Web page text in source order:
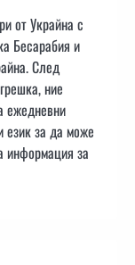
от Украйна с
Бесарабия и
След
ние
ежедневни
език за да може
информация за